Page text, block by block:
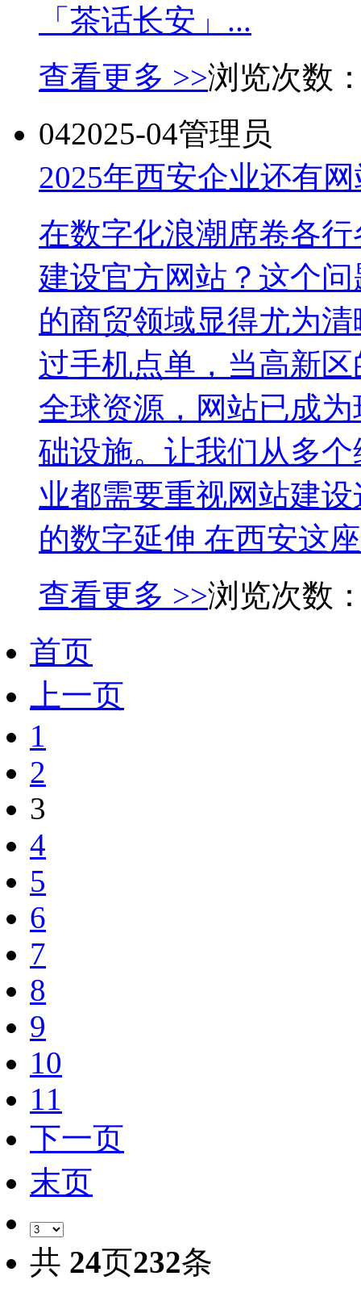
「茶话长安」...
查看更多 >>浏览次
042025-04管理员
2025年西安企业还有
在数字化浪潮席卷各
建设官方网站？这个
的商贸领域显得尤为
过手机点单，当高新
全球资源，网站已成
础设施。让我们从多
业都需要重视网站建
的数字延伸 在西安这
查看更多 >>浏览次数
首页
上一页
1
2
3
4
5
6
7
8
9
10
11
下一页
末页
共 24页232条